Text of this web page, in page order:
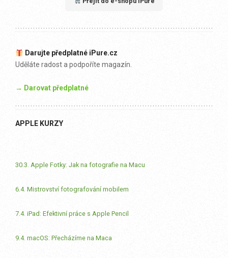
Darujte předplatné iPure.cz
Uděláte radost a podpoříte magazín.
→ Darovat předplatné
APPLE KURZY
30.3. Apple Fotky: Jak na fotografie na Macu
6.4. Mistrovství fotografování mobilem
7.4. iPad: Efektivní práce s Apple Pencil
9.4. macOS: Přecházíme na Maca